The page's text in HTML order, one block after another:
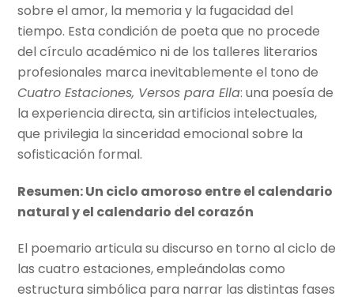
sobre el amor, la memoria y la fugacidad del
tiempo. Esta condición de poeta que no procede
del círculo académico ni de los talleres literarios
profesionales marca inevitablemente el tono de
Cuatro Estaciones, Versos para Ella: una poesía de
la experiencia directa, sin artificios intelectuales,
que privilegia la sinceridad emocional sobre la
sofisticación formal.
Resumen: Un ciclo amoroso entre el calendario
natural y el calendario del corazón
El poemario articula su discurso en torno al ciclo de
las cuatro estaciones, empleándolas como
estructura simbólica para narrar las distintas fases